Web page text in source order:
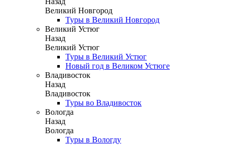
Великий Новгород
Туры в Великий Новгород
Великий Устюг
Назад
Великий Устюг
Туры в Великий Устюг
Новый год в Великом Устюге
Владивосток
Назад
Владивосток
Туры во Владивосток
Вологда
Назад
Вологда
Туры в Вологду